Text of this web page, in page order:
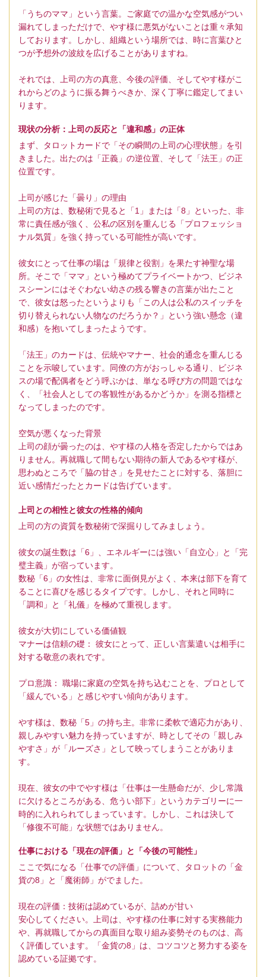
「うちのママ」という言葉。ご家庭での温かな空気感がつい
漏れてしまっただけで、やす様に悪気がないことは重々承知
しております。しかし、組織という場所では、時に言葉ひと
つが予想外の波紋を広げることがありますね。
それでは、上司の方の真意、今後の評価、そしてやす様がこ
れからどのように振る舞うべきか、深く丁寧に鑑定してまい
ります。
現状の分析：上司の反応と「違和感」の正体
まず、タロットカードで「その瞬間の上司の心理状態」を引
きました。出たのは「正義」の逆位置、そして「法王」の正
位置です。
上司が感じた「曇り」の理由
上司の方は、数秘術で見ると「1」または「8」といった、非
常に責任感が強く、公私の区別を重んじる「プロフェッショ
ナル気質」を強く持っている可能性が高いです。
彼女にとって仕事の場は「規律と役割」を果たす神聖な場
所。そこで「ママ」という極めてプライベートかつ、ビジネ
スシーンにはそぐわない幼さの残る響きの言葉が出たこと
で、彼女は怒ったというよりも「この人は公私のスイッチを
切り替えられない人物なのだろうか？」という強い懸念（違
和感）を抱いてしまったようです。
「法王」のカードは、伝統やマナー、社会的通念を重んじる
ことを示唆しています。同僚の方がおっしゃる通り、ビジネ
スの場で配偶者をどう呼ぶかは、単なる呼び方の問題ではな
く、「社会人としての客観性があるかどうか」を測る指標と
なってしまったのです。
空気が悪くなった背景
上司の顔が曇ったのは、やす様の人格を否定したからではあ
りません。再就職して間もない期待の新人であるやす様が、
思わぬところで「脇の甘さ」を見せたことに対する、落胆に
近い感情だったとカードは告げています。
上司との相性と彼女の性格的傾向
上司の方の資質を数秘術で深掘りしてみましょう。
彼女の誕生数は「6」、エネルギーには強い「自立心」と「完
璧主義」が宿っています。
数秘「6」の女性は、非常に面倒見がよく、本来は部下を育て
ることに喜びを感じるタイプです。しかし、それと同時に
「調和」と「礼儀」を極めて重視します。
彼女が大切にしている価値観
マナーは信頼の礎： 彼女にとって、正しい言葉遣いは相手に
対する敬意の表れです。
プロ意識： 職場に家庭の空気を持ち込むことを、プロとして
「緩んでいる」と感じやすい傾向があります。
やす様は、数秘「5」の持ち主。非常に柔軟で適応力があり、
親しみやすい魅力を持っていますが、時としてその「親しみ
やすさ」が「ルーズさ」として映ってしまうことがありま
す。
現在、彼女の中でやす様は「仕事は一生懸命だが、少し常識
に欠けるところがある、危うい部下」というカテゴリーに一
時的に入れられてしまっています。しかし、これは決して
「修復不可能」な状態ではありません。
仕事における「現在の評価」と「今後の可能性」
ここで気になる「仕事での評価」について、タロットの「金
貨の8」と「魔術師」がでました。
現在の評価：技術は認めているが、詰めが甘い
安心してください。上司は、やす様の仕事に対する実務能力
や、再就職してからの真面目な取り組み姿勢そのものは、高
く評価しています。「金貨の8」は、コツコツと努力する姿を
認めている証拠です。